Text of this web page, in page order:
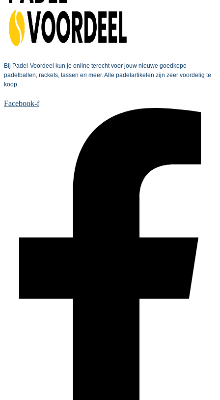
Bij Padel-Voordeel kun je online terecht voor jouw nieuwe goedkope
padelballen, rackets, tassen en meer. Alle padelartikelen zijn zeer voordelig te
koop.
Facebook-f